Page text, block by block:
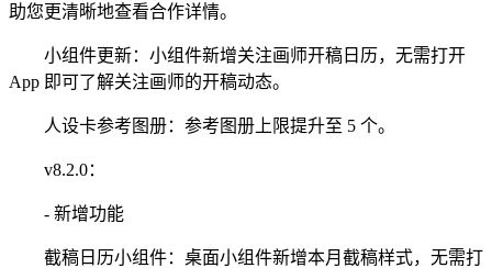
助您更清晰地查看合作详情。
小组件更新：小组件新增关注画师开稿日历，无需打开
App 即可了解关注画师的开稿动态。
人设卡参考图册：参考图册上限提升至 5 个。
v8.2.0：
- 新增功能
截稿日历小组件：桌面小组件新增本月截稿样式，无需打